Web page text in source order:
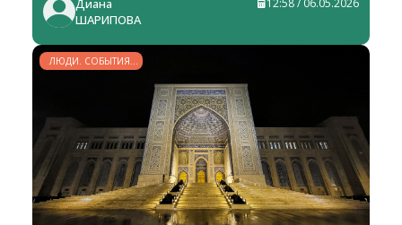
Диана
ШАРИПОВА
12:58 / 06.05.2026
ЛЮДИ. СОБЫТИЯ.
ФАКТЫ